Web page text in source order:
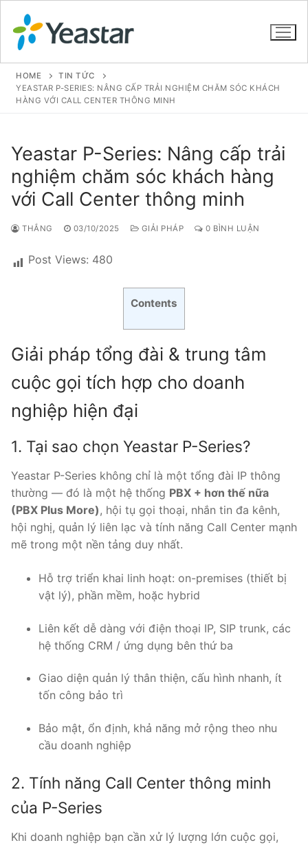
SẢN PHẨM
VOIP PBX FOR SME
Tổng đài VoIP Yeastar S100
Tổng đài VoIP Yeastar S300
HOSTED PHONE SYSTEM
Tổng đài Yeastar Cloud
IPPBX FOR LARGE ENTERPRISES
Tổng đài Yeastar K2
VOIP GATEWAY
FXS VoIP Gateway
FXO VoIP Gateway
VoIP GSM / 3G / 4G Gateways
E1 / T1 / PRI VoIP Gateway
PRI VoIP Gateway TE100
BRI VoIP Gateway
LIÊN HỆ
TIN TỨC
HƯỚNG DẪN
HOME
TIN TỨC
YEASTAR P-SERIES: NÂNG CẤP TRẢI NGHIỆM CHĂM SÓC KHÁCH
HÀNG VỚI CALL CENTER THÔNG MINH
Yeastar P-Series: Nâng cấp trải
nghiệm chăm sóc khách hàng
với Call Center thông minh
THẮNG 03/10/2025 GIẢI PHÁP 0 BÌNH LUẬN
Post Views: 480
Contents
Giải pháp tổng đài & trung tâm
cuộc gọi tích hợp cho doanh
nghiệp hiện đại
1. Tại sao chọn Yeastar P-Series?
Yeastar P-Series không chỉ là một tổng đài IP thông
thường — đó là một hệ thống PBX + hơn thế nữa
(PBX Plus More), hội tụ gọi thoại, nhắn tin đa kênh,
hội nghị, quản lý liên lạc và tính năng Call Center mạnh
mẽ trong một nền tảng duy nhất.
Hỗ trợ triển khai linh hoạt: on-premises (thiết bị
vật lý), phần mềm, hoặc hybrid
Liên kết dễ dàng với điện thoại IP, SIP trunk, các
hệ thống CRM / ứng dụng bên thứ ba
Giao diện quản lý thân thiện, cấu hình nhanh, ít
tốn công bảo trì
Bảo mật, ổn định, khả năng mở rộng theo nhu
cầu doanh nghiệp
2. Tính năng Call Center thông minh
của P-Series
Khi doanh nghiệp bạn cần xử lý lượng lớn cuộc gọi,